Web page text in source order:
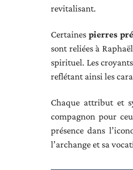
revitalisant.
Certaines pierres
sont reliées à
spirituel. Les
reflétant ainsi les
Chaque attribut et
compagnon pour
présence dans
l’archange et sa